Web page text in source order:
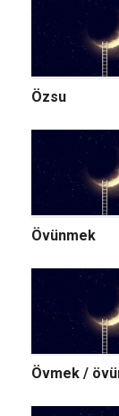
Özsu
Övünmek
Övmek /